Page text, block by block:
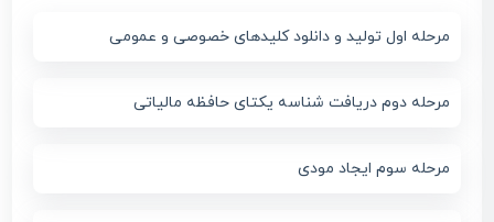
مرحله اول تولید و دانلود کلیدهای خصوصی و عمومی
مرحله دوم دریافت شناسه یکتای حافظه مالیاتی
مرحله سوم ایجاد مودی